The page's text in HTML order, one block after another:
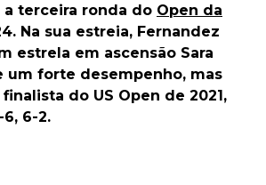
a terceira ronda do Open da
Na sua estreia, Fernandez
estrela em ascensão Sara
um forte desempenho, mas
do US Open de 2021,
6-2.